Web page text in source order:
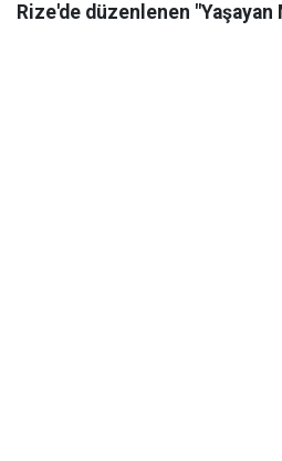
Rize'de düzenlenen "Yaşayan